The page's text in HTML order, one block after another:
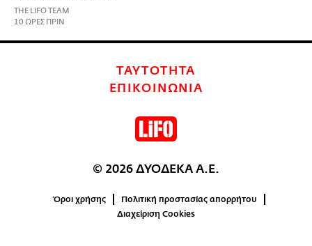
THE LIFO TEAM
10 ΩΡΕΣ ΠΡΙΝ
ΤΑΥΤΟΤΗΤΑ
ΕΠΙΚΟΙΝΩΝΙΑ
© 2026 ΔΥΟΔΕΚΑ Α.Ε.
Όροι χρήσης
Πολιτική προστασίας απορρήτου
Διαχείριση Cookies